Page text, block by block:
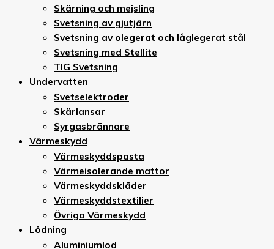
Skärning och mejsling
Svetsning av gjutjärn
Svetsning av olegerat och låglegerat stål
Svetsning med Stellite
TIG Svetsning
Undervatten
Svetselektroder
Skärlansar
Syrgasbrännare
Värmeskydd
Värmeskyddspasta
Värmeisolerande mattor
Värmeskyddskläder
Värmeskyddstextilier
Övriga Värmeskydd
Lödning
Aluminiumlod